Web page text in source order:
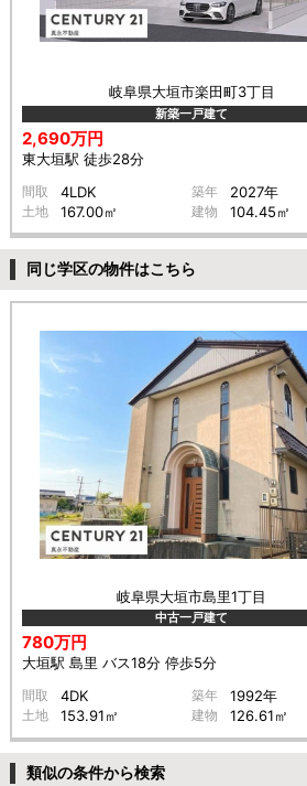
岐阜県大垣市楽田町3丁目
新築一戸建て
2,690万円
東大垣駅 徒歩28分
間取 4LDK 築年 2027年
土地 167.00㎡ 建物 104.45㎡
同じ学区の物件はこちら
岐阜県大垣市島里1丁目
中古一戸建て
780万円
大垣駅 島里 バス18分 停歩5分
間取 4DK 築年 1992年
土地 153.91㎡ 建物 126.61㎡
類似の条件から検索